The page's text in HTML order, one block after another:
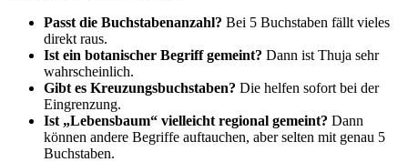
Passt die Buchstabenanzahl? Bei 5 Buchstaben fällt vieles
direkt raus.
Ist ein botanischer Begriff gemeint? Dann ist Thuja sehr
wahrscheinlich.
Gibt es Kreuzungsbuchstaben? Die helfen sofort bei der
Eingrenzung.
Ist „Lebensbaum“ vielleicht regional gemeint? Dann
können andere Begriffe auftauchen, aber selten mit genau 5
Buchstaben.